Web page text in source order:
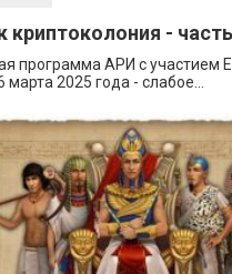
криптоколония -
программа АРИ с участием
2025 года - слабое...